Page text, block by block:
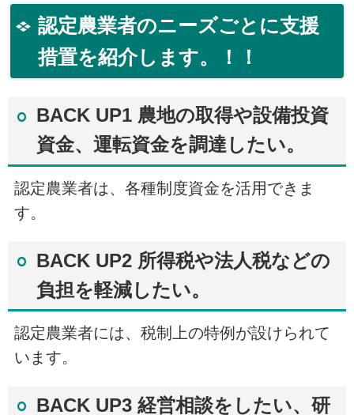
認定農業者のニーズごとに支援
措置を紹介します。！！
BACK UP1 農地の取得や設備投資
資金、運転資金を調達したい。
認定農業者は、各種制度資金を活用できま
す。
BACK UP2 所得税や法人税などの
負担を軽減したい。
認定農業者には、税制上の特例が設けられて
います。
BACK UP3 経営相談をしたい、研